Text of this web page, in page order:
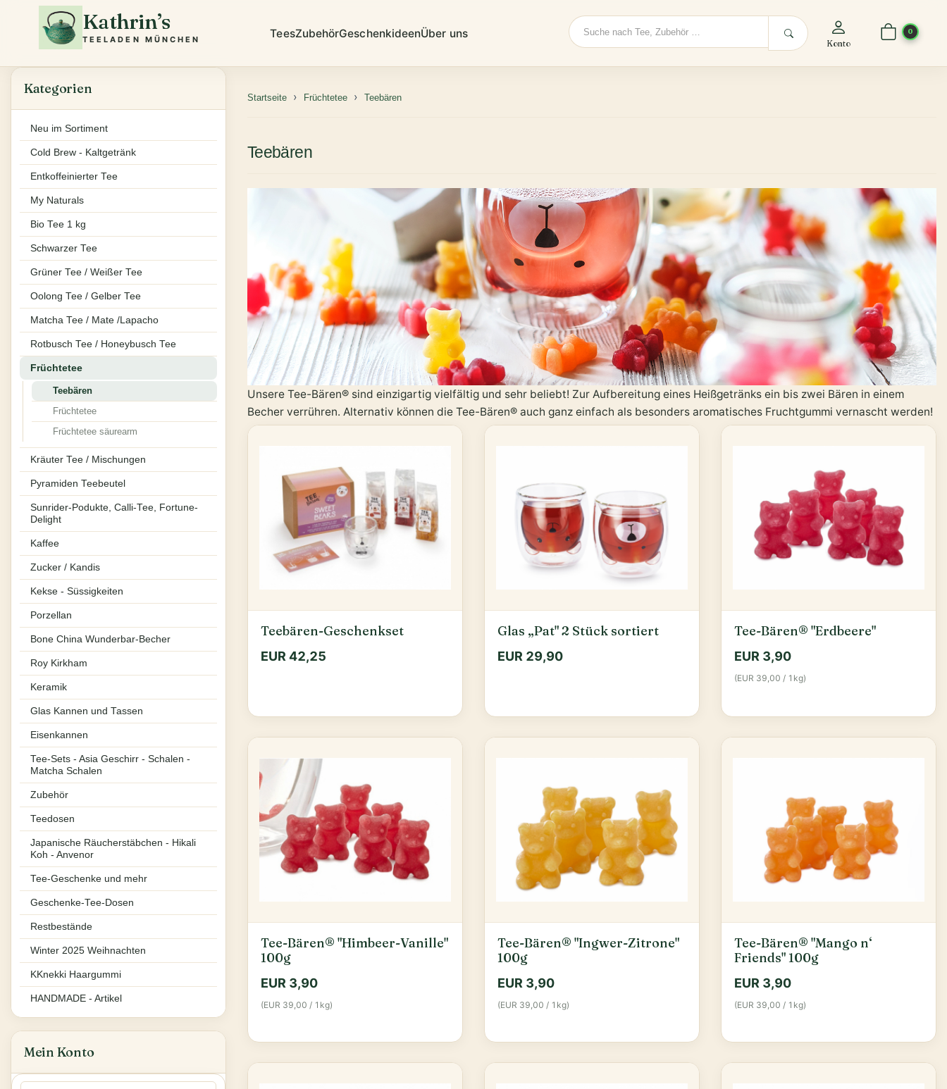
Kathrin’s
TEELADEN MÜNCHEN TeesZubehörGeschenkideenÜber uns
Suche
Konto
0
Startseite Früchtetee Teebären
Teebären
Unsere Tee-Bären® sind einzigartig vielfältig und sehr beliebt! Zur Aufbereitung eines Heißgetränks ein bis zwei Bären in einem
Becher verrühren. Alternativ können die Tee-Bären® auch ganz einfach als besonders aromatisches Fruchtgummi vernascht werden!
Teebären-Geschenkset
EUR 42,25
Glas „Pat" 2 Stück sortiert
EUR 29,90
Tee-Bären® "Erdbeere"
EUR 3,90
(EUR 39,00 / 1kg)
Tee-Bären® "Himbeer-Vanille"
100g
EUR 3,90
(EUR 39,00 / 1kg)
Tee-Bären® "Ingwer-Zitrone"
100g
EUR 3,90
(EUR 39,00 / 1kg)
Tee-Bären® "Mango n‘
Friends" 100g
EUR 3,90
(EUR 39,00 / 1kg)
Kategorien
Neu im Sortiment
Cold Brew - Kaltgetränk
Entkoffeinierter Tee
My Naturals
Bio Tee 1 kg
Schwarzer Tee
Grüner Tee / Weißer Tee
Oolong Tee / Gelber Tee
Matcha Tee / Mate /Lapacho
Rotbusch Tee / Honeybusch Tee
Früchtetee
Teebären
Früchtetee
Früchtetee säurearm
Kräuter Tee / Mischungen
Pyramiden Teebeutel
Sunrider-Podukte, Calli-Tee, Fortune-
Delight
Kaffee
Zucker / Kandis
Kekse - Süssigkeiten
Porzellan
Bone China Wunderbar-Becher
Roy Kirkham
Keramik
Glas Kannen und Tassen
Eisenkannen
Tee-Sets - Asia Geschirr - Schalen -
Matcha Schalen
Zubehör
Teedosen
Japanische Räucherstäbchen - Hikali
Koh - Anvenor
Tee-Geschenke und mehr
Geschenke-Tee-Dosen
Restbestände
Winter 2025 Weihnachten
KKnekki Haargummi
HANDMADE - Artikel
Mein Konto